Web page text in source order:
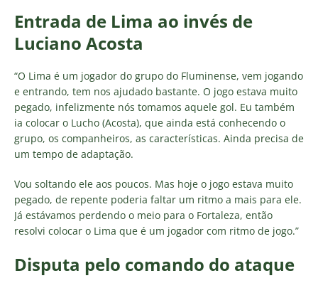
Entrada de Lima ao invés de
Luciano Acosta
“O Lima é um jogador do grupo do Fluminense, vem jogando
e entrando, tem nos ajudado bastante. O jogo estava muito
pegado, infelizmente nós tomamos aquele gol. Eu também
ia colocar o Lucho (Acosta), que ainda está conhecendo o
grupo, os companheiros, as características. Ainda precisa de
um tempo de adaptação.
Vou soltando ele aos poucos. Mas hoje o jogo estava muito
pegado, de repente poderia faltar um ritmo a mais para ele.
Já estávamos perdendo o meio para o Fortaleza, então
resolvi colocar o Lima que é um jogador com ritmo de jogo.”
Disputa pelo comando do ataque